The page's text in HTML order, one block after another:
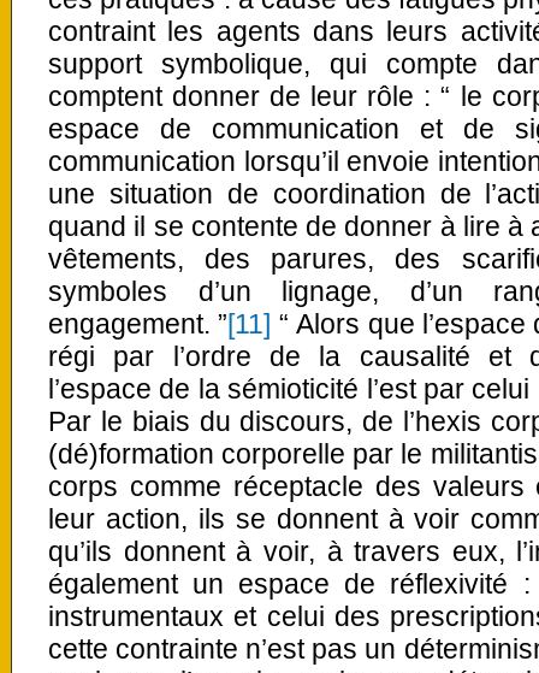
contraint les agents dans leurs
support symbolique, qui compte
comptent donner de leur rôle : “ le
espace de communication et de
communication lorsqu’il envoie
une situation de coordination de
quand il se contente de donner à lire à
vêtements, des parures, des
symboles d’un lignage, d’un
engagement. ”[11] “ Alors que
régi par l’ordre de la causalité et
l’espace de la sémioticité l’est par
Par le biais du discours, de l’hexis
(dé)formation corporelle par le
corps comme réceptacle des
leur action, ils se donnent à voir
qu’ils donnent à voir, à travers eux,
également un espace de réflexivité
instrumentaux et celui des
cette contrainte n’est pas un